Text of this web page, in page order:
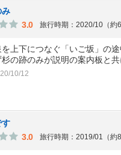
み
3.0
旅行時期：2020/10（約6
上下につなぐ「いご坂」の
杉の跡のみが説明の案内板と
10/12
す
3.0
旅行時期：2019/01（約8